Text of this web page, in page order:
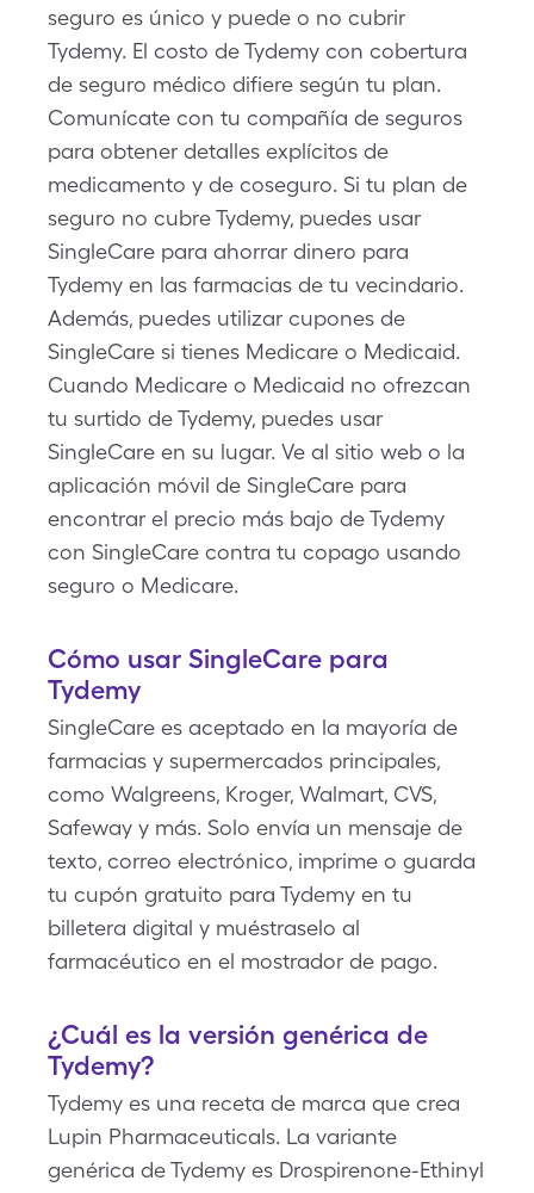
seguro es único y puede o no cubrir
Tydemy. El costo de Tydemy con cobertura
de seguro médico difiere según tu plan.
Comunícate con tu compañía de seguros
para obtener detalles explícitos de
medicamento y de coseguro. Si tu plan de
seguro no cubre Tydemy, puedes usar
SingleCare para ahorrar dinero para
Tydemy en las farmacias de tu vecindario.
Además, puedes utilizar cupones de
SingleCare si tienes Medicare o Medicaid.
Cuando Medicare o Medicaid no ofrezcan
tu surtido de Tydemy, puedes usar
SingleCare en su lugar. Ve al sitio web o la
aplicación móvil de SingleCare para
encontrar el precio más bajo de Tydemy
con SingleCare contra tu copago usando
seguro o Medicare.
Cómo usar SingleCare para
Tydemy
SingleCare es aceptado en la mayoría de
farmacias y supermercados principales,
como Walgreens, Kroger, Walmart, CVS,
Safeway y más. Solo envía un mensaje de
texto, correo electrónico, imprime o guarda
tu cupón gratuito para Tydemy en tu
billetera digital y muéstraselo al
farmacéutico en el mostrador de pago.
¿Cuál es la versión genérica de
Tydemy?
Tydemy es una receta de marca que crea
Lupin Pharmaceuticals. La variante
genérica de Tydemy es Drospirenone-Ethinyl